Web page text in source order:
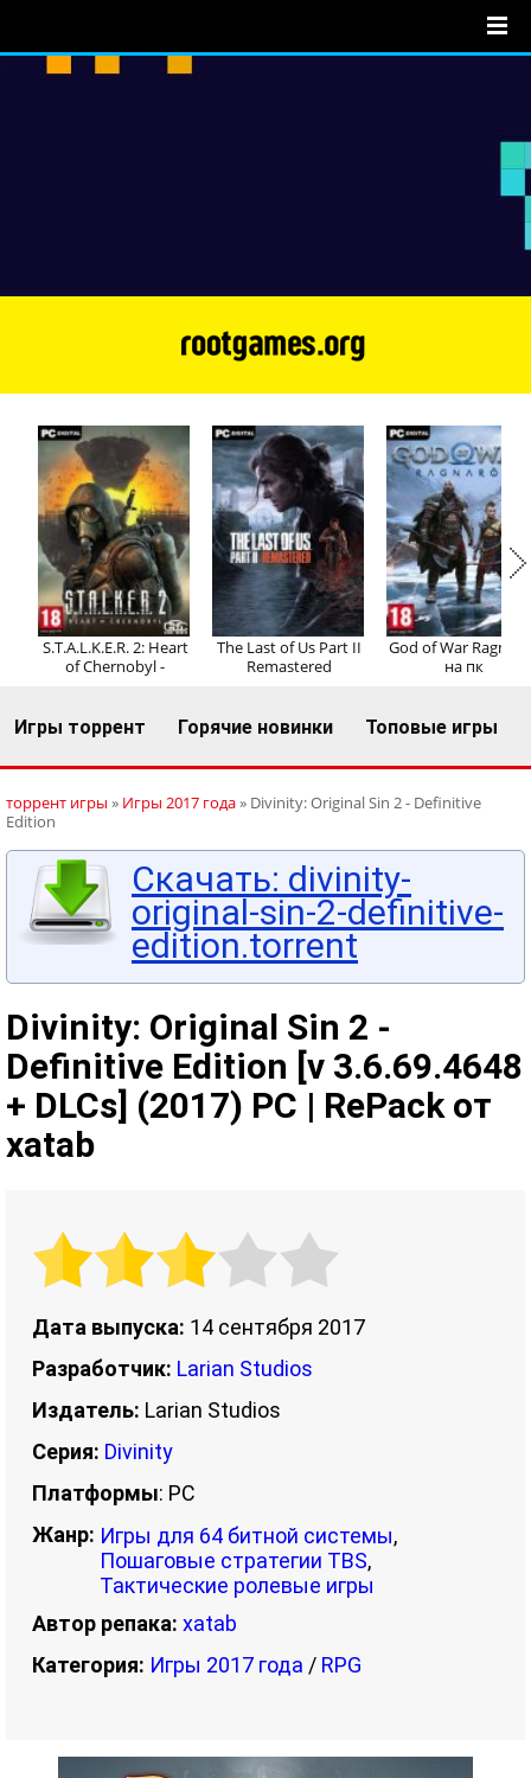
Регистрация Вход
S.T.A.L.K.E.R. 2: Heart
of Chernobyl -
The Last of Us Part II
Remastered
God of War
на пк
Игры торрент Горячие новинки Топовые игры
торрент игры » Игры 2017 года» Divinity: Original Sin 2 - Definitive
Edition
Скачать: divinity-
original-sin-2-definitive-
edition.torrent
Divinity: Original Sin 2 -
Definitive Edition [v 3.6.69.4648
+ DLCs] (2017) PC | RePack от
xatab
Дата выпуска: 14 сентября 2017
Разработчик: Larian Studios
Издатель: Larian Studios
Серия: Divinity
Платформы: PC
Жанр: Игры для 64 битной системы,
Пошаговые стратегии TBS,
Тактические ролевые игры
Автор репака: xatab
Категория: Игры 2017 года / RPG